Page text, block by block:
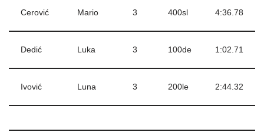
Cerović Mario 3 400sl 4:36.78
Dedić Luka 3 100de 1:02.71
Ivović Luna 3 200le 2:44.32